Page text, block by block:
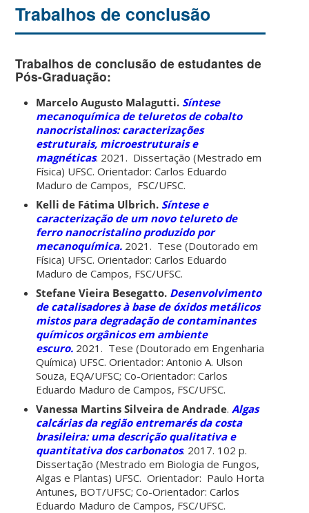
Trabalhos de conclusão
Trabalhos de conclusão de estudantes de
Pós-Graduação:
Marcelo Augusto Malagutti. Síntese
mecanoquímica de teluretos de cobalto
nanocristalinos: caracterizações
estruturais, microestruturais e
magnéticas. 2021. Dissertação (Mestrado em
Física) UFSC. Orientador: Carlos Eduardo
Maduro de Campos, FSC/UFSC.
Kelli de Fátima Ulbrich. Síntese e
caracterização de um novo telureto de
ferro nanocristalino produzido por
mecanoquímica. 2021. Tese (Doutorado em
Física) UFSC. Orientador: Carlos Eduardo
Maduro de Campos, FSC/UFSC.
Stefane Vieira Besegatto. Desenvolvimento
de catalisadores à base de óxidos metálicos
mistos para degradação de contaminantes
químicos orgânicos em ambiente
escuro. 2021. Tese (Doutorado em Engenharia
Química) UFSC. Orientador: Antonio A. Ulson
Souza, EQA/UFSC; Co-Orientador: Carlos
Eduardo Maduro de Campos, FSC/UFSC.
Vanessa Martins Silveira de Andrade.Algas
calcárias da região entremarés da costa
brasileira: uma descrição qualitativa e
quantitativa dos carbonatos. 2017. 102 p.
Dissertação (Mestrado em Biologia de Fungos,
Algas e Plantas) UFSC. Orientador: Paulo Horta
Antunes, BOT/UFSC; Co-Orientador: Carlos
Eduardo Maduro de Campos, FSC/UFSC.